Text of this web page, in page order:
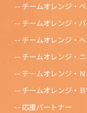
チームオレンジ・
チームオレンジ・
チームオレンジ・
チームオレンジ・
チ－ムオレンジ・
チームオレンジ・
応援パートナー